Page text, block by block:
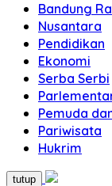
Bandung
Nusantara
Pendidikan
Ekonomi
Serba Serbi
Pemuda
Pariwisata
Hukrim
tutup